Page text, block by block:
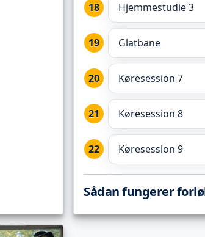
Hjemmestudie 3
Glatbane
Køresession 7
Køresession 8
Køresession 9
Sådan fungerer